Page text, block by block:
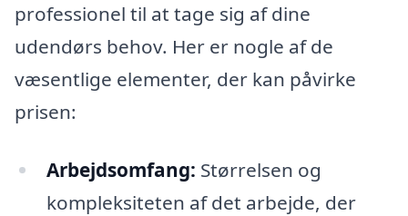
professionel til at tage sig af dine
udendørs behov. Her er nogle af de
væsentlige elementer, der kan påvirke
prisen:
Arbejdsomfang: Størrelsen og
kompleksiteten af det arbejde, der